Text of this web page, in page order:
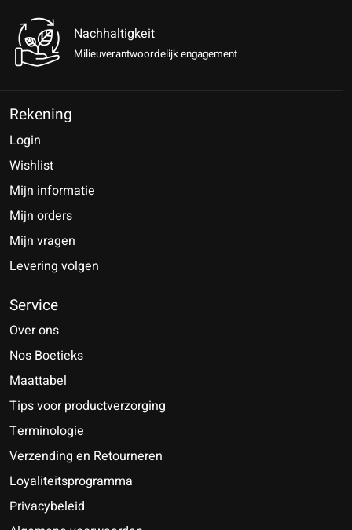
Nachhaltigkeit
Milieuverantwoordelijk engagement
Rekening
Login
Wishlist
Mijn informatie
Mijn orders
Mijn vragen
Levering volgen
Service
Over ons
Nos Boetieks
Maattabel
Tips voor productverzorging
Terminologie
Verzending en Retourneren
Loyaliteitsprogramma
Privacybeleid